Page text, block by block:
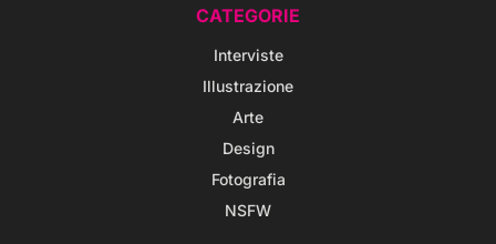
CATEGORIE
Interviste
Illustrazione
Arte
Design
Fotografia
NSFW